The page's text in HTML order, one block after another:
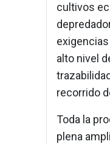
cultivos
alto nivel
recorrido
Toda la
plena